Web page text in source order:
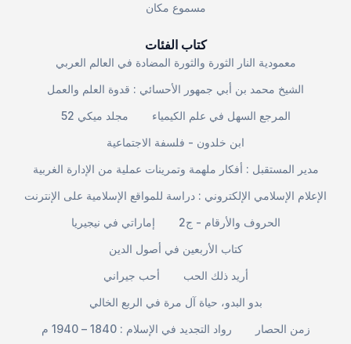
مسموع مكان
كتاب الفئات
معمودية النار الثورة والثورة المضادة في العالم العربي
الشيخ محمد بن أبي جمهور الأحسائي : قدوة العلم والعمل
مجلد ميكي 52
المرجع السهل في علم الكيمياء
ابن خلدون - فلسفة الاجتماعية
مدير المستقبل : أفكار ملهمة وتمرينات عملية من الإدارة الغربية
الإعلام الإسلامي الإلكتروني : دراسة للمواقع الإسلامية على الإنترنت
إماراتي في نيجيريا
الحروف والأرقام - ج2
كتاب الأربعين في أصول الدين
أحب جيراني
أريد ذلك الحب
بدو البدو، حياة آل مرة في الربع الخالي
رواد التجديد في الإسلام : 1840 – 1940 م
زمن الحصار